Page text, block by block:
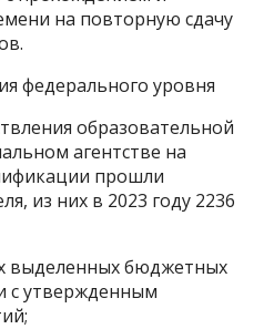
на повторную сдачу
федерального уровня
образовательной
агентстве на
прошли
из них в 2023 году 2236
выделенных бюджетных
с утвержденным